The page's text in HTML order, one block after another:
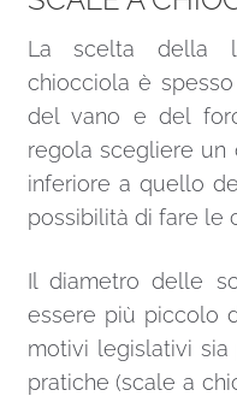
La scelta della
chiocciola è
del vano e del
regola scegliere un
inferiore a quello
possibilità di fare le
Il diametro delle
essere più piccolo
motivi legislativi
pratiche (scale a